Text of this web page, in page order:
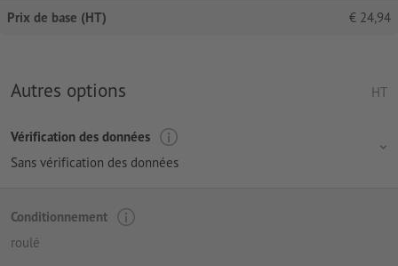
Prix de base (HT) € 24,94
Autres options HT
Vérification des données
Sans vérification des données
Conditionnement
roulé